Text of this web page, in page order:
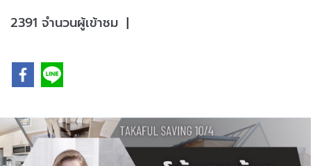
2391 จำนวนผู้เข้าชม |